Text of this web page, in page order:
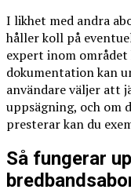
I likhet med andra
håller koll på
expert inom
dokumentation kan
användare väljer att
uppsägning, och om
presterar kan du
Så fungerar